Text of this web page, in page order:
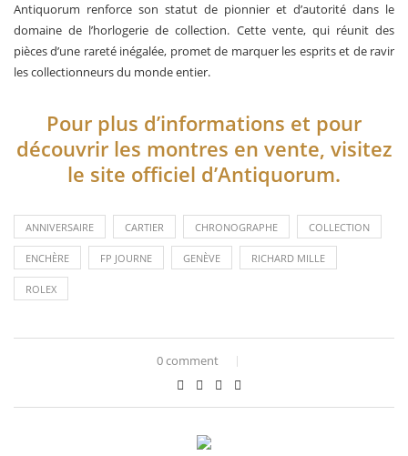
Antiquorum renforce son statut de pionnier et d’autorité dans le
domaine de l’horlogerie de collection. Cette vente, qui réunit des
pièces d’une rareté inégalée, promet de marquer les esprits et de ravir
les collectionneurs du monde entier.
Pour plus d’informations et pour
découvrir les montres en vente, visitez
le site officiel d’Antiquorum.
ANNIVERSAIRE CARTIER CHRONOGRAPHE COLLECTION
ENCHÈRE FP JOURNE GENÈVE RICHARD MILLE
ROLEX
0 comment